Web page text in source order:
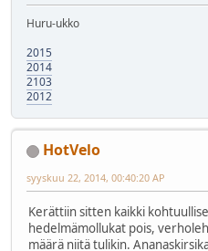
Huru-ukko
2015
2014
2103
2012
HotVelo
syyskuu 22, 2014, 00:40:20 AP
Kerättiin sitten kaikki
hedelmämollukat pois,
määrä niitä tulikin.